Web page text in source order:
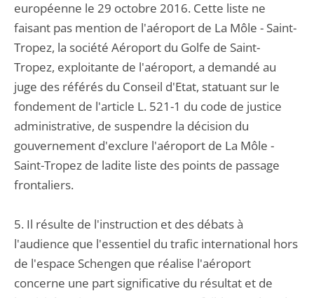
européenne le 29 octobre 2016. Cette liste ne
faisant pas mention de l'aéroport de La Môle - Saint-
Tropez, la société Aéroport du Golfe de Saint-
Tropez, exploitante de l'aéroport, a demandé au
juge des référés du Conseil d'Etat, statuant sur le
fondement de l'article L. 521-1 du code de justice
administrative, de suspendre la décision du
gouvernement d'exclure l'aéroport de La Môle -
Saint-Tropez de ladite liste des points de passage
frontaliers.
5. Il résulte de l'instruction et des débats à
l'audience que l'essentiel du trafic international hors
de l'espace Schengen que réalise l'aéroport
concerne une part significative du résultat et de